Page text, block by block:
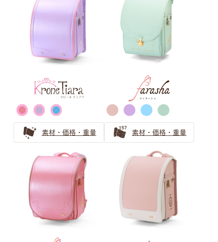
王道でも個性のある黒色（ブラック）人気ランドセル
男の子ランドセルの王道ブラック（黒色）
黒色（ブラック）ランドセルの安心ガイド 機能とアフタ
ーフォローをやさしくご紹介
ゴールド・シルバー ランドセル
の選び方
戦隊ヒーローに憧れる男の子にはゴールド・シルバーのラ
ンドセル！目立ち過ぎないランドセル探しとは
ゴールドのランドセルは少し珍しいけれど近年人気急上
金色のランドセルはリーダータイプの男の子に人気上昇
素材・価格・重量 素材・価格・重量